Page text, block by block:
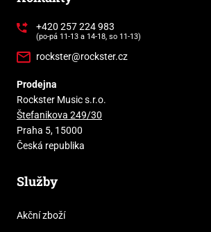
+420 257 224 983
(po-pá 11-13 a 14-18, so 11-13)
rockster@rockster.cz
Prodejna
Rockster Music s.r.o.
Štefanikova 249/30
Praha 5, 15000
Česká republika
Služby
Akční zboží